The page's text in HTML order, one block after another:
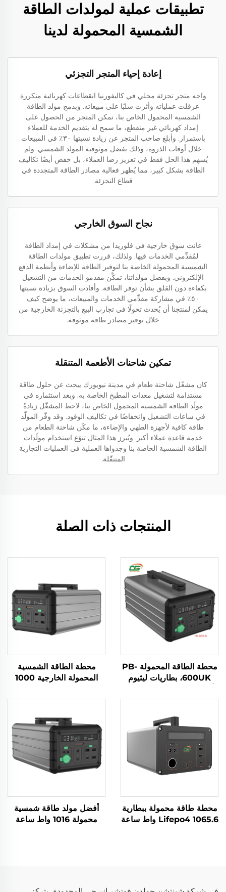
تطبيقات عملية لمولدات الطاقة
الشمسية المحمولة لدينا
إعادة إحياء المتجر التجزئي
واجه متجر تجزئة محلي في كاليفورنيا انقطاعات كهربائية متكررة
عرقلت عملياته وأثرت سلبًا على مبيعاته. وبدمج مولد الطاقة
الشمسية المحمول الخاص بنا، تمكن المتجر من الحصول على
إمداد كهربائي غير منقطع، ما سمح له بتقديم الخدمة للعملاء
باستمرار. وأبلغ صاحب المتجر عن زيادة نسبتها ٣٠٪ في المبيعات
خلال أوقات الذروة، وذلك بفضل موثوقية المولد الشمسي. ولم
يُسهم هذا الحل فقط في تعزيز رضا العملاء، بل خفض أيضًا تكاليف
الطاقة بشكل كبير، مما يُظهر فعالية مصادر الطاقة المتجددة في
قطاع التجزئة.
نجاح السوق الخارجي
عانت سوق خارجية في فلوريدا من مشكلات في إمداد الطاقة
لمُقدِّمي الخدمات فيها. ولذلك، قررت تطبيق مولدات الطاقة
الشمسية المحمولة الخاصة بنا لتوفير الطاقة للإضاءة وأنظمة الدفع
الإلكتروني. وبفضل مولداتنا، تمكَّن مقدمو الخدمات من التشغيل
بكفاءة دون القلق بشأن توفر الطاقة. وأفادت السوق بزيادة نسبتها
٥٠٪ في مشاركة مقدِّمي الخدمات والمبيعات، ما يوضح كيف
يمكن لمنتجنا أن يُحدث تحولًا في تجارب البيع بالتجزئة الخارجية من
خلال توفير مصادر طاقة موثوقة.
تمكين شاحنات الأطعمة المتنقلة
كان مشغّل شاحنة طعام في مدينة نيويورك يبحث عن حلول طاقة
مستدامة لتشغيل معدات المطبخ الخاصة به. وبعد استثماره في
مولّد الطاقة الشمسية المحمول الخاص بنا، لاحظ المشغّل زيادةً
في ساعات التشغيل وانخفاضًا في تكاليف الوقود. وقد وفّر المولّد
طاقة كافية لأجهزة الطهي والإضاءة، ما مكّن شاحنة الطعام من
خدمة قاعدة عملاء أكبر. ويُبرز هذا المثال تنوّع استخدام مولّدات
الطاقة الشمسية الخاصة بنا وجدواها العملية في العمليات التجارية
المتنقّلة.
المنتجات ذات الصلة
محطة الطاقة المحمولة PB-
600UK، بطاريات ليثيوم
للسفر والمخيمات
محطة الطاقة الشمسية
المحمولة الخارجية 1000
LiFePO4
محطة طاقة محمولة ببطارية
Lifepo4 1065.6 واط ساعة
أفضل مولد طاقة شمسية
محمولة 1016 واط ساعة